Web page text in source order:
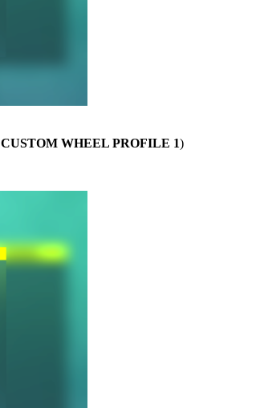
CUSTOM WHEEL PROFILE 1)